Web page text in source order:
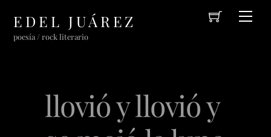
content
Cart
EDEL JUÁREZ
poesía / rock literario
llovió y llovió y